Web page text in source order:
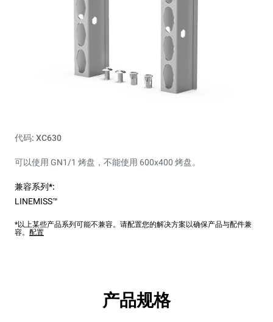
代码: XC630
可以使用 GN1/1 烤盘，不能使用 600x400 烤盘。
兼容系列*:
LINEMISS™
*以上某些产品系列可能不兼容。请配置您的解决方案以确保产品与配件兼
容。 配置
产品规格